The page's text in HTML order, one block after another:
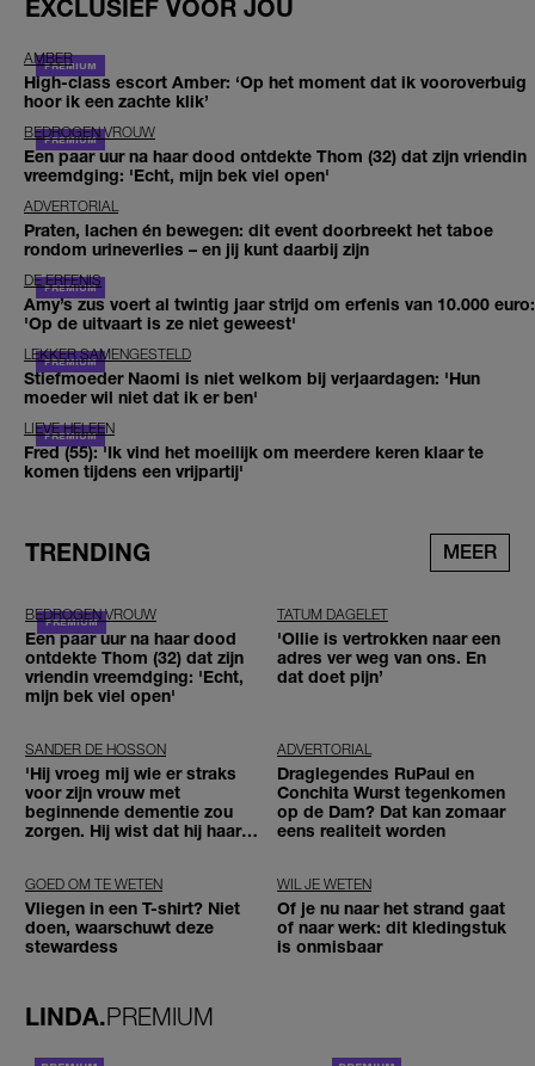
EXCLUSIEF VOOR JOU
AMBER
High-class escort Amber: ‘Op het moment dat ik vooroverbuig
hoor ik een zachte klik’
BEDROGEN VROUW
Een paar uur na haar dood ontdekte Thom (32) dat zijn vriendin
vreemdging: 'Echt, mijn bek viel open'
ADVERTORIAL
Praten, lachen én bewegen: dit event doorbreekt het taboe
rondom urineverlies – en jij kunt daarbij zijn
DE ERFENIS
Amy’s zus voert al twintig jaar strijd om erfenis van 10.000 euro:
'Op de uitvaart is ze niet geweest'
LEKKER SAMENGESTELD
Stiefmoeder Naomi is niet welkom bij verjaardagen: 'Hun
moeder wil niet dat ik er ben'
LIEVE HELEEN
Fred (55): 'Ik vind het moeilijk om meerdere keren klaar te
komen tijdens een vrijpartij'
TRENDING MEER
BEDROGEN VROUW
Een paar uur na haar dood
ontdekte Thom (32) dat zijn
vriendin vreemdging: 'Echt,
mijn bek viel open'
TATUM DAGELET
'Ollie is vertrokken naar een
adres ver weg van ons. En
dat doet pijn’
SANDER DE HOSSON
'Hij vroeg mij wie er straks
voor zijn vrouw met
beginnende dementie zou
zorgen. Hij wist dat hij haar
ADVERTORIAL
Draglegendes RuPaul en
Conchita Wurst tegenkomen
op de Dam? Dat kan zomaar
eens realiteit worden
GOED OM TE WETEN
Vliegen in een T-shirt? Niet
doen, waarschuwt deze
stewardess
WIL JE WETEN
Of je nu naar het strand gaat
of naar werk: dit kledingstuk
is onmisbaar
LINDA.PREMIUM